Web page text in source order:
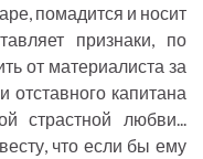
помадится и носит
признаки, по
от материалиста за
отставного капитана
страстной любви...
что если бы ему